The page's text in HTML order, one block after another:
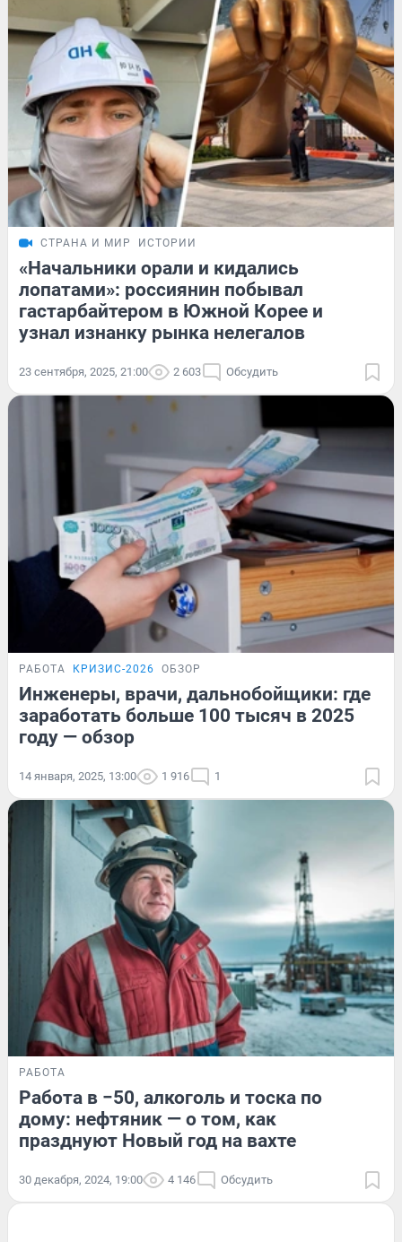
СТРАНА И МИР ИСТОРИИ
«Начальники орали и кидались
лопатами»: россиянин побывал
гастарбайтером в Южной Корее и
узнал изнанку рынка нелегалов
23 сентября, 2025, 21:00 2 603 Обсудить
РАБОТА КРИЗИС-2026 ОБЗОР
Инженеры, врачи, дальнобойщики: где
заработать больше 100 тысяч в 2025
году — обзор
14 января, 2025, 13:00 1 916 1
РАБОТА
Работа в −50, алкоголь и тоска по
дому: нефтяник — о том, как
празднуют Новый год на вахте
30 декабря, 2024, 19:00 4 146 Обсудить